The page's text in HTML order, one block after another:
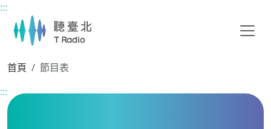
主要內容區塊
:::
首頁
節目表
:::